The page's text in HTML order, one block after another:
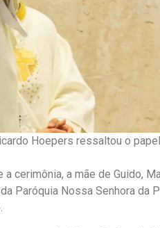
Hoepers ressaltou o
a cerimônia, a mãe de Guido,
Paróquia Nossa Senhora da